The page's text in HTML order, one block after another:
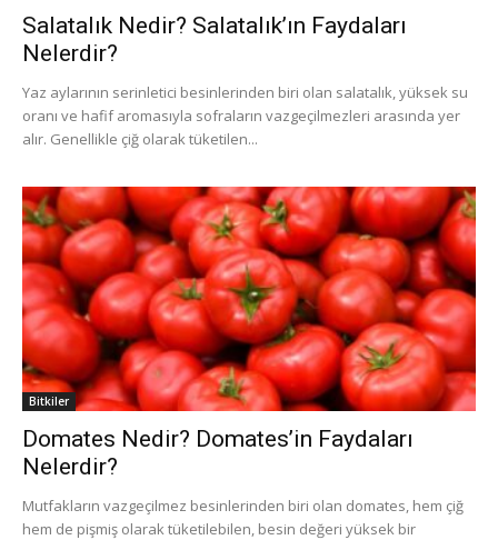
Salatalık Nedir? Salatalık’ın Faydaları
Nelerdir?
Yaz aylarının serinletici besinlerinden biri olan salatalık, yüksek su
oranı ve hafif aromasıyla sofraların vazgeçilmezleri arasında yer
alır. Genellikle çiğ olarak tüketilen...
Bitkiler
Domates Nedir? Domates’in Faydaları
Nelerdir?
Mutfakların vazgeçilmez besinlerinden biri olan domates, hem çiğ
hem de pişmiş olarak tüketilebilen, besin değeri yüksek bir